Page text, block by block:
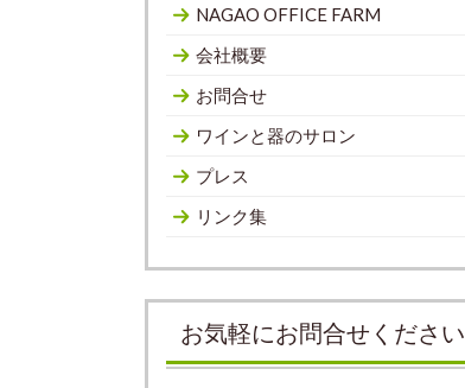
NAGAO OFFICE FARM
会社概要
お問合せ
ワインと器のサロン
プレス
リンク集
お気軽にお問合せください